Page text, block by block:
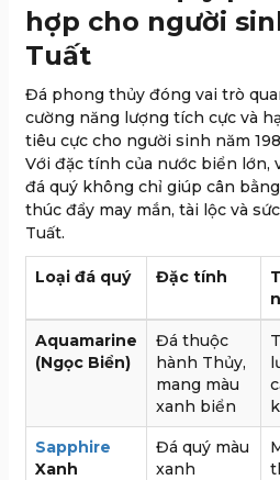
hợp cho người
Tuất
Đá phong thủy đóng vai trò
cường năng lượng tích cực và
tiêu cực cho người sinh năm
Với đặc tính của nước biển lớn,
đá quý không chỉ giúp cân
thúc đẩy may mắn, tài lộc và
Tuất.
Loại đá quý Đặc tính
Aquamarine
(Ngọc Biển)
Đá thuộc
hành Thủy,
mang màu
xanh biển
Sapphire
Xanh
Đá quý màu
xanh